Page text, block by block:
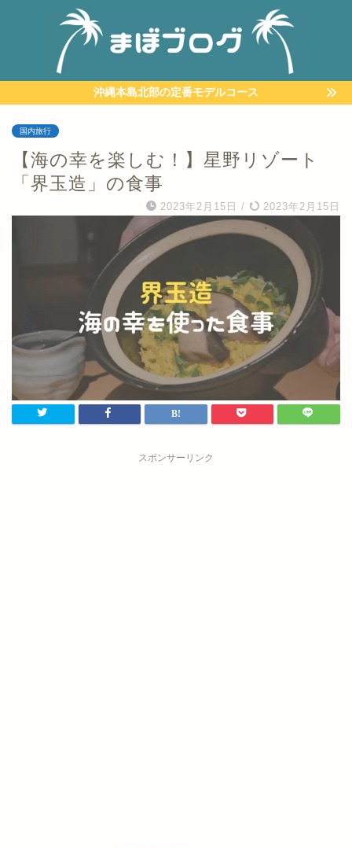
沖縄本島北部の定番モデルコース
国内旅行
【海の幸を楽しむ！】星野リゾート
「界玉造」の食事
2023年2月15日 / 2023年2月15日
スポンサーリンク